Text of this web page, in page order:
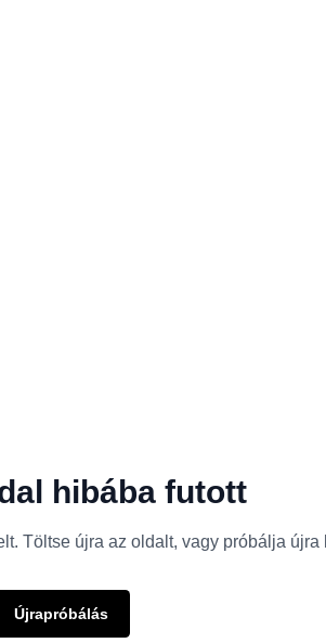
hibába futott
Töltse újra az oldalt, vagy próbálja újra
Újrapróbálás